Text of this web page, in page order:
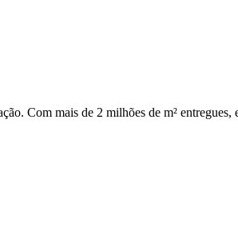
Com mais de 2 milhões de m² entregues,